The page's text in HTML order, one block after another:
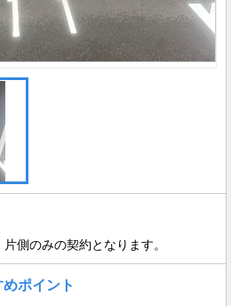
側のみの契約となります。
ポイント